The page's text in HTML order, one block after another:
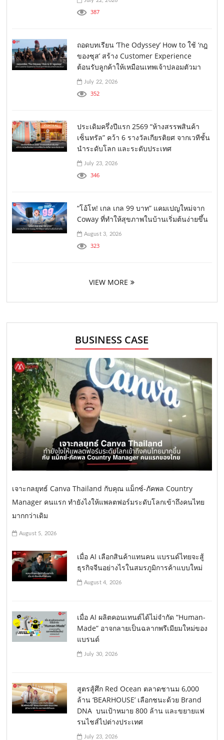
387
ถอดบทเรียน ‘The Odyssey’ How to ใช้ ‘กฎ
ของซุส’ สร้าง Customer Experience
ต้อนรับลูกค้าให้เหมือนเทพเจ้าปลอมตัวมา
July 22, 2026
352
ประเดิมครึ่งปีแรก 2569 “ห้างสรรพสินค้า
เซ็นทรัล” คว้า 6 รางวัลเกียรติยศ จากเวทีชั้น
นำระดับโลก และระดับประเทศ
July 23, 2026
346
“โอ้โห! เกล เกล 99 บาท” แคมเปญใหม่จาก
Coway ที่ทำให้สุขภาพในบ้านเริ่มต้นง่ายขึ้น
August 3, 2026
323
VIEW MORE
BUSINESS CASE
เจาะกลยุทธ์ Canva Thailand กับคุณ แม็กซ์-ภัคพล Country
Manager คนแรก ทำยังไงให้แพลตฟอร์มระดับโลกเข้าถึงคนไทย
มากกว่าเดิม
August 5, 2026
เมื่อ AI เลือกสินค้าแทนคน แบรนด์ไทยจะสู้
ธุรกิจจีนอย่างไรในสมรภูมิการค้าแบบใหม่
August 4, 2026
เมื่อ AI ผลิตคอนเทนต์ได้ไม่จำกัด “Human-
Made” อาจกลายเป็นฉลากพรีเมียมใหม่ของ
แบรนด์
July 30, 2026
สูตรสู้ศึก Red Ocean ตลาดชานม 6,000
ล้าน ‘BEARHOUSE’ เลือกชนะด้วย Brand
DNA บนเป้าหมาย 800 ล้าน และขยายแฟ
รนไชส์ไปต่างประเทศ
July 23, 2026